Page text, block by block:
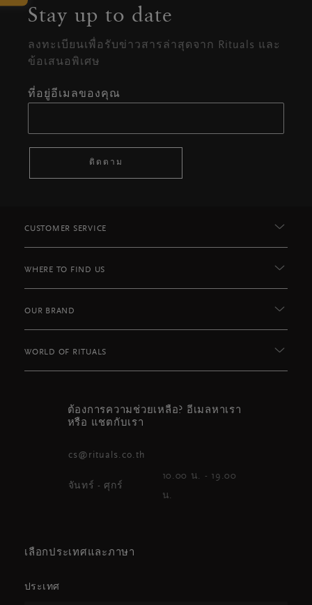
Stay up to date
ลงทะเบียนเพื่อรับข่าวสารล่าสุดจาก Rituals และ
ข้อเสนอพิเศษ
ที่อยู่อีเมลของคุณ
ติดตาม
CUSTOMER SERVICE
WHERE TO FIND US
OUR BRAND
WORLD OF RITUALS
ต้องการความช่วยเหลือ? อีเมลหาเรา
หรือ แชตกับเรา
cs@rituals.co.th
จันทร์ - ศุกร์
10.00 น. - 19.00
น.
เลือกประเทศและภาษา
ประเทศ